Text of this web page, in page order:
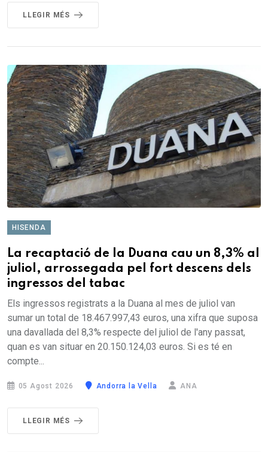
LLEGIR MÉS
HISENDA
La recaptació de la Duana cau un 8,3% al
juliol, arrossegada pel fort descens dels
ingressos del tabac
Els ingressos registrats a la Duana al mes de juliol van
sumar un total de 18.467.997,43 euros, una xifra que suposa
una davallada del 8,3% respecte del juliol de l'any passat,
quan es van situar en 20.150.124,03 euros. Si es té en
compte...
05 Agost 2026 Andorra la Vella ANA
LLEGIR MÉS